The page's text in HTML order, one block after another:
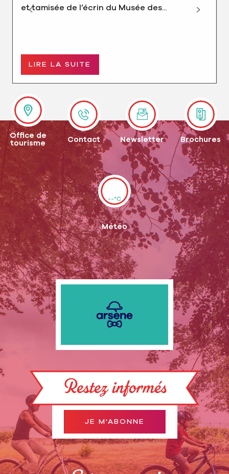
et tamisée de l’écrin du Musée des...
LIRE LA SUITE
Office de
tourisme
Contact Newsletter Brochures
--°C
Météo
Restez informés
JE M'ABONNE